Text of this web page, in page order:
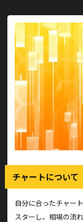
チャートについて
自分に合ったチャー
スターし、相場の流